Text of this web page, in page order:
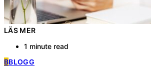
LÄS MER
1 minute read
BBLOGG